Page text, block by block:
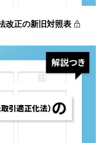
改正の新旧対照表